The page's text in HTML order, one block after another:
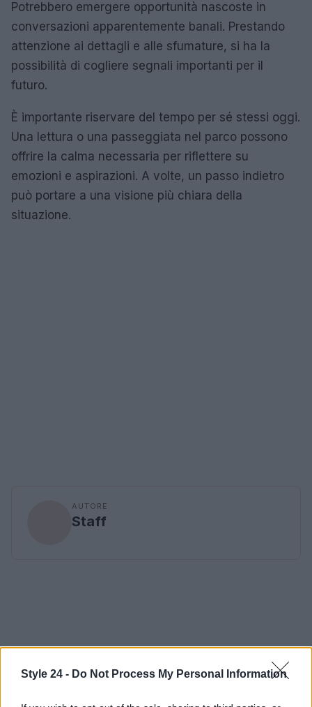
Style 24 - Do Not Process My Personal Information
Potrebbero emergere opportunità nascoste in
conversazioni apparentemente banali. Prestando
attenzione ai dettagli e alle sfumature, si ha la
possibilità di cogliere segnali importanti per il
futuro.
È importante riservare del tempo per sé stessi oggi.
Una lettura o una passeggiata nel parco possono
offrire la calma necessaria per riflettere su
emozioni e aspirazioni. A volte, un passo indietro
può portare a una visione più chiara della
situazione.
AUTORE
Staff